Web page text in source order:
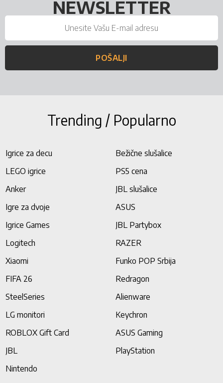
NEWSLETTER
POŠALJI
Trending / Popularno
Igrice za decu
Bežične slušalice
LEGO igrice
PS5 cena
Anker
JBL slušalice
Igre za dvoje
ASUS
Igrice Games
JBL Partybox
Logitech
RAZER
Xiaomi
Funko POP Srbija
FIFA 26
Redragon
SteelSeries
Alienware
LG monitori
Keychron
ROBLOX Gift Card
ASUS Gaming
JBL
PlayStation
Nintendo